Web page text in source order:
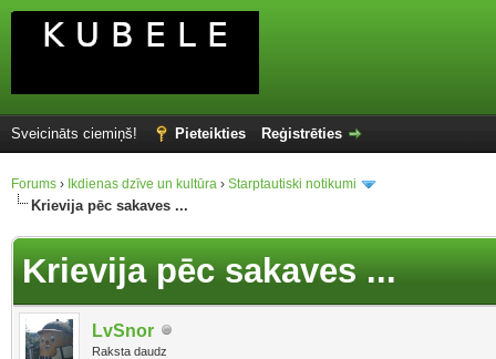
Sveicināts ciemiņš! Pieteikties Reģistrēties
Forums › Ikdienas dzīve un kultūra › Starptautiski notikumi
Krievija pēc sakaves ...
Krievija pēc sakaves ...
LvSnor
Raksta daudz